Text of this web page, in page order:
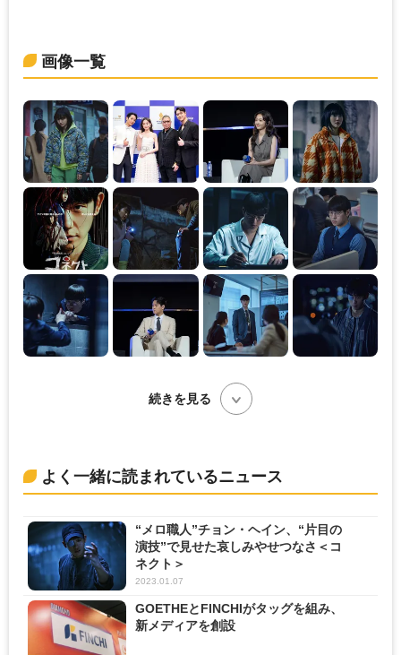
画像一覧
続きを見る
よく一緒に読まれているニュース
“メロ職人”チョン・ヘイン、“片目の
演技”で見せた哀しみやせつなさ＜コ
ネクト＞
2023.01.07
GOETHEとFINCHIがタッグを組み、
新メディアを創設